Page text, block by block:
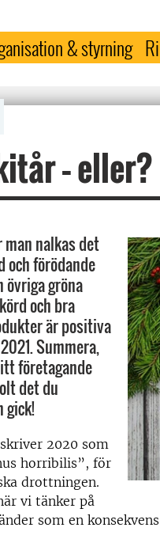
& styrning
– eller?
nalkas det
och förödande
övriga gröna
och bra
är positiva
Summera,
företagande
det du
gick!
2020 som
horribilis”, för
drottningen.
vi tänker på
som en